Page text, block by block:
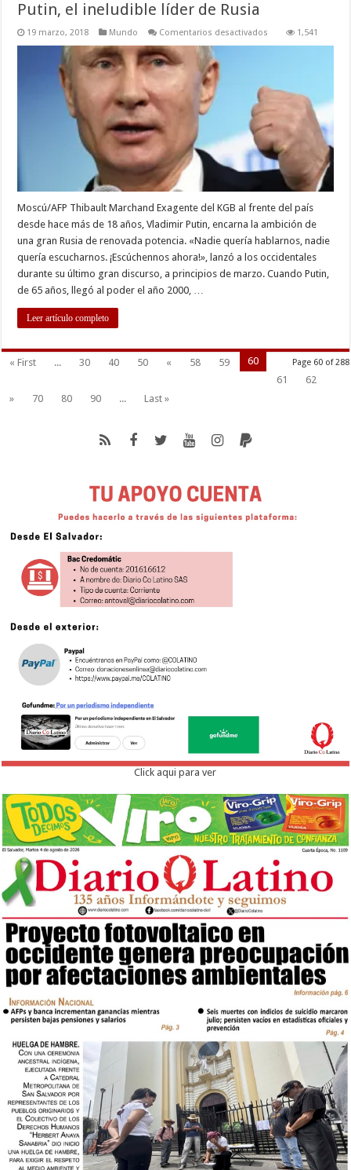
Putin, el ineludible líder de Rusia
19 marzo, 2018 Mundo Comentarios desactivados
de
Rusia
1,541
Moscú/AFP Thibault Marchand Exagente del KGB al frente del país
desde hace más de 18 años, Vladimir Putin, encarna la ambición de
una gran Rusia de renovada potencia. «Nadie quería hablarnos, nadie
quería escucharnos. ¡Escúchennos ahora!», lanzó a los occidentales
durante su último gran discurso, a principios de marzo. Cuando Putin,
de 65 años, llegó al poder el año 2000, …
Leer artículo completo
Page 60 of 288
« First ... 30 40 50 « 58 59
60
61
62
»
70 80 90 ... Last »
Click aqui para ver